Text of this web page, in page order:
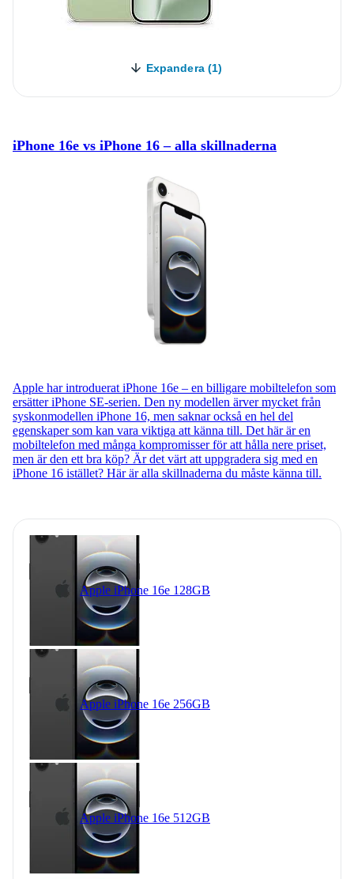
Expandera (1)
iPhone 16e vs iPhone 16 – alla skillnaderna
Apple har introduerat iPhone 16e – en billigare mobiltelefon som
ersätter iPhone SE-serien. Den ny modellen ärver mycket från
syskonmodellen iPhone 16, men saknar också en hel del
egenskaper som kan vara viktiga att känna till. Det här är en
mobiltelefon med många kompromisser för att hålla nere priset,
men är den ett bra köp? Är det värt att uppgradera sig med en
iPhone 16 istället? Här är alla skillnaderna du måste känna till.
Apple iPhone 16e 128GB
Apple iPhone 16e 256GB
Apple iPhone 16e 512GB